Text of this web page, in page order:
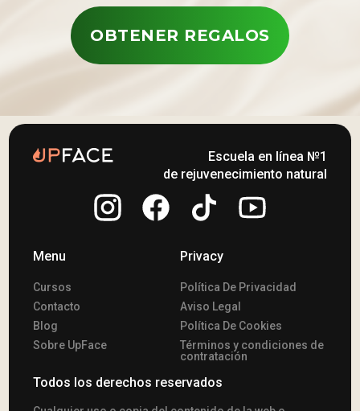
OBTENER REGALOS
Escuela en línea №1
de rejuvenecimiento natural
Menu
Cursos
Contacto
Blog
Sobre UpFace
Privacy
Política De Privacidad
Aviso Legal
Política De Cookies
Términos y condiciones de
contratación
Todos los derechos reservados